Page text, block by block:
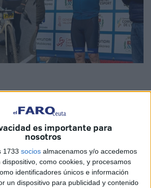
es importante para
nosotros
1733 socios almacenamos y/o accedemos
como cookies, y procesamos
identificadores únicos e información
un dispositivo para publicidad y contenido
ha conseguido lamedalla de oro
la prueba Castellón Gravel Race
semana en Llucena. Este primer
directa al Mundial Gravel
en Niza.